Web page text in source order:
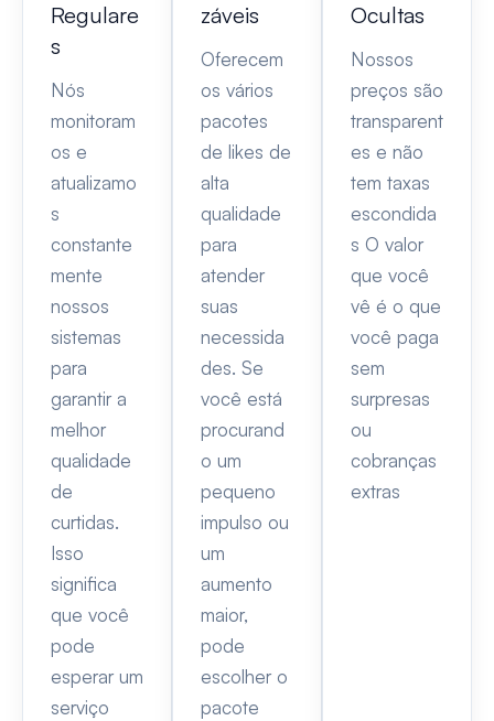
Regulare
s
Nós
monitoram
os e
atualizamo
s
constante
mente
nossos
sistemas
para
garantir a
melhor
qualidade
de
curtidas.
Isso
significa
que você
pode
esperar um
serviço
záveis
Oferecem
os vários
pacotes
de likes de
alta
qualidade
para
atender
suas
necessida
des. Se
você está
procurand
o um
pequeno
impulso ou
um
aumento
maior,
pode
escolher o
pacote
Ocultas
Nossos
preços são
transparent
es e não
tem taxas
escondida
s O valor
que você
vê é o que
você paga
sem
surpresas
ou
cobranças
extras